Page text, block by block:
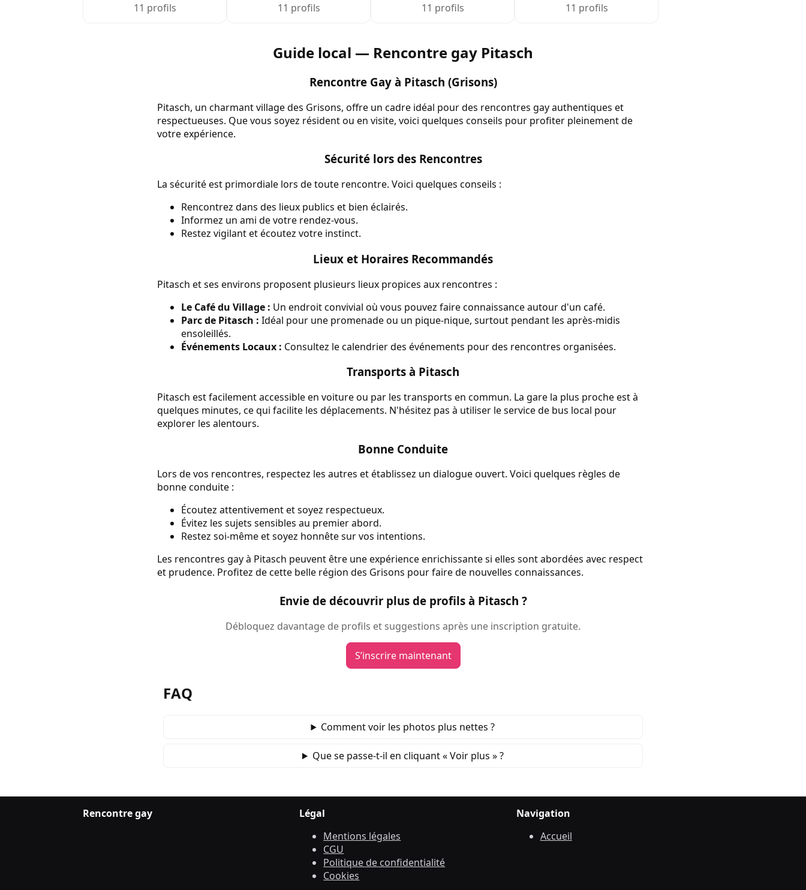
11 profils 11 profils 11 profils 11 profils
Guide local — Rencontre gay Pitasch
Rencontre Gay à Pitasch (Grisons)
Pitasch, un charmant village des Grisons, offre un cadre idéal pour des rencontres gay authentiques et
respectueuses. Que vous soyez résident ou en visite, voici quelques conseils pour profiter pleinement de
votre expérience.
Sécurité lors des Rencontres
La sécurité est primordiale lors de toute rencontre. Voici quelques conseils :
Rencontrez dans des lieux publics et bien éclairés.
Informez un ami de votre rendez-vous.
Restez vigilant et écoutez votre instinct.
Lieux et Horaires Recommandés
Pitasch et ses environs proposent plusieurs lieux propices aux rencontres :
Le Café du Village : Un endroit convivial où vous pouvez faire connaissance autour d'un café.
Parc de Pitasch : Idéal pour une promenade ou un pique-nique, surtout pendant les après-midis
ensoleillés.
Événements Locaux : Consultez le calendrier des événements pour des rencontres organisées.
Transports à Pitasch
Pitasch est facilement accessible en voiture ou par les transports en commun. La gare la plus proche est à
quelques minutes, ce qui facilite les déplacements. N'hésitez pas à utiliser le service de bus local pour
explorer les alentours.
Bonne Conduite
Lors de vos rencontres, respectez les autres et établissez un dialogue ouvert. Voici quelques règles de
bonne conduite :
Écoutez attentivement et soyez respectueux.
Évitez les sujets sensibles au premier abord.
Restez soi-même et soyez honnête sur vos intentions.
Les rencontres gay à Pitasch peuvent être une expérience enrichissante si elles sont abordées avec respect
et prudence. Profitez de cette belle région des Grisons pour faire de nouvelles connaissances.
Envie de découvrir plus de profils à Pitasch ?
Débloquez davantage de profils et suggestions après une inscription gratuite.
S’inscrire maintenant
FAQ
Comment voir les photos plus nettes ?
Que se passe‑t‑il en cliquant « Voir plus » ?
Rencontre gay
Légal
Mentions légales
CGU
Politique de confidentialité
Cookies
Navigation
Accueil